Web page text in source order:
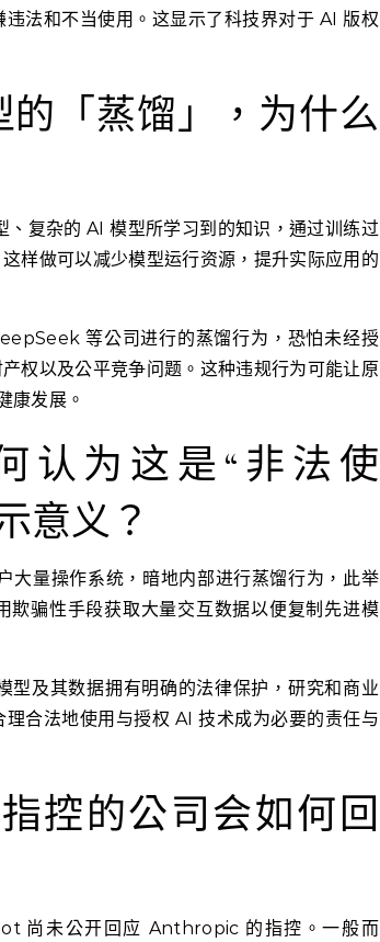
法和不当使用。这显示了科技界对于 AI 版权
的「蒸馏」，为什么
复杂的 AI 模型所学习到的知识，通过训练过
样做可以减少模型运行资源，提升实际应用的
等公司进行的蒸馏行为，恐怕未经授
权以及公平竞争问题。这种违规行为可能让原
康发展。
认为这是“非法使
意义？
量操作系统，暗地内部进行蒸馏行为，此举
欺骗性手段获取大量交互数据以便复制先进模
及其数据拥有明确的法律保护，研究和商业
合法地使用与授权 AI 技术成为必要的责任与
指控的公司会如何回
尚未公开回应 Anthropic 的指控。一般而